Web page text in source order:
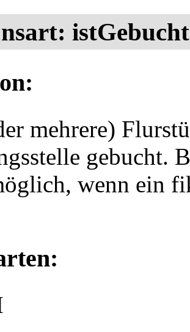
istGebucht
mehrere)
gebucht.
wenn ein